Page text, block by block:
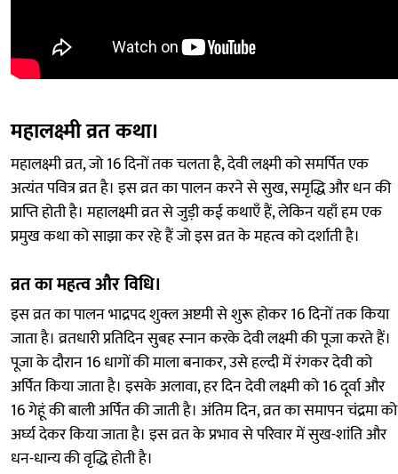
महालक्ष्मी व्रत कथा।
महालक्ष्मी व्रत, जो 16 दिनों तक चलता है, देवी लक्ष्मी को समर्पित एक
अत्यंत पवित्र व्रत है। इस व्रत का पालन करने से सुख, समृद्धि और धन की
प्राप्ति होती है। महालक्ष्मी व्रत से जुड़ी कई कथाएँ हैं, लेकिन यहाँ हम एक
प्रमुख कथा को साझा कर रहे हैं जो इस व्रत के महत्व को दर्शाती है।
व्रत का महत्व और विधि।
इस व्रत का पालन भाद्रपद शुक्ल अष्टमी से शुरू होकर 16 दिनों तक किया
जाता है। व्रतधारी प्रतिदिन सुबह स्नान करके देवी लक्ष्मी की पूजा करते हैं।
पूजा के दौरान 16 धागों की माला बनाकर, उसे हल्दी में रंगकर देवी को
अर्पित किया जाता है। इसके अलावा, हर दिन देवी लक्ष्मी को 16 दूर्वा और
16 गेहूं की बाली अर्पित की जाती है। अंतिम दिन, व्रत का समापन चंद्रमा को
अर्घ्य देकर किया जाता है। इस व्रत के प्रभाव से परिवार में सुख-शांति और
धन-धान्य की वृद्धि होती है।